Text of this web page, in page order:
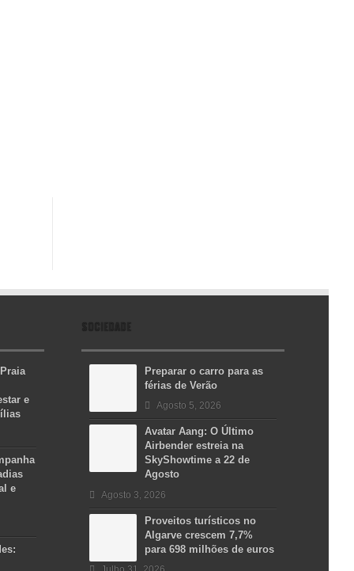
e
e
SOCIEDADE
Preparar o carro para as
férias de Verão
Agosto 5, 2026
Avatar Aang: O Último
Airbender estreia na
SkyShowtime a 22 de
Agosto
Agosto 3, 2026
Proveitos turísticos no
Algarve crescem 7,7%
para 698 milhões de euros